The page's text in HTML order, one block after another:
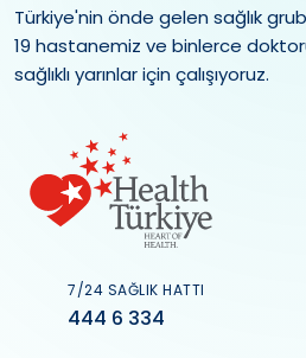
Türkiye'nin önde gelen sağlık
19 hastanemiz ve binlerce
sağlıklı yarınlar için çalışıyoruz.
7/24 SAĞLIK HATTI
444 6 334